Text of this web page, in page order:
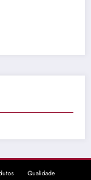
Qualidade